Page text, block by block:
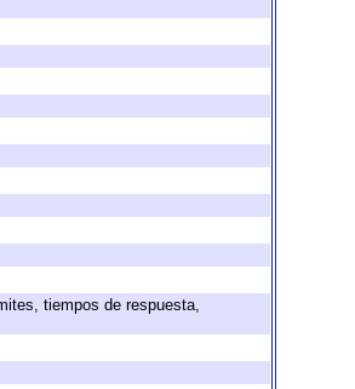
tiempos de respuesta,